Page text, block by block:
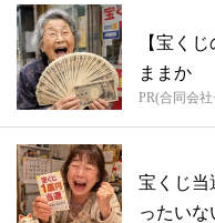
【宝く
ままか
PR(合同会
宝くじ当
ったいな